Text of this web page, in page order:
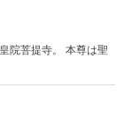
院菩提寺。 本尊は聖